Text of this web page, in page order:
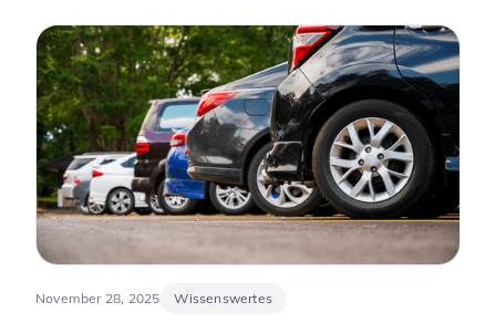
mehr „Was ist wirklich möglich?“.
November 28, 2025 Wissenswertes